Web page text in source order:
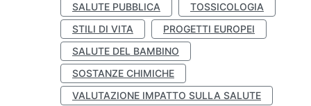
SALUTE PUBBLICA
TOSSICOLOGIA
STILI DI VITA
PROGETTI EUROPEI
SALUTE DEL BAMBINO
SOSTANZE CHIMICHE
VALUTAZIONE IMPATTO SULLA SALUTE